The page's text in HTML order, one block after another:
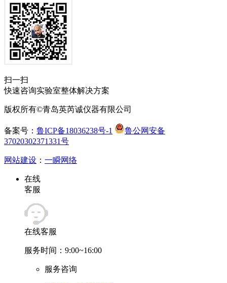
扫一扫
快速咨询实验室整体解决方案
版权所有©青岛英芮诚仪器有限公司
备案号： 鲁ICP备18036238号-1
鲁公网安备
37020302371331号
网站建设 ： 一瞬网络
在线
客服
在线客服
服务时间：9:00~16:00
服务咨询